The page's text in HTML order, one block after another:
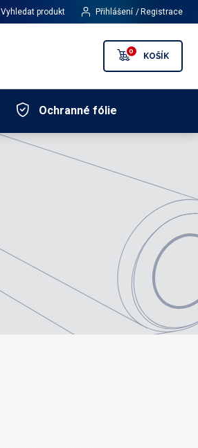
Vyhledat produkt Přihlášení Registrace
0 KOŠÍK
Ochranné fólie